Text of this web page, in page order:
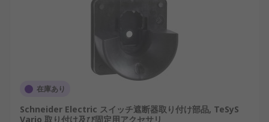
在庫あり
Schneider Electric スイッチ遮断器取り付け部品, TeSyS
Vario 取り付け及び固定用アクセサリ